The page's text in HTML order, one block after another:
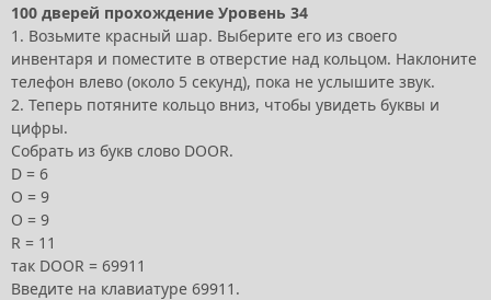
100 дверей прохождение Уровень 34
1. Возьмите красный шар. Выберите его из своего
инвентаря и поместите в отверстие над кольцом. Наклоните
телефон влево (около 5 секунд), пока не услышите звук.
2. Теперь потяните кольцо вниз, чтобы увидеть буквы и
цифры.
Собрать из букв слово DOOR.
D = 6
O = 9
O = 9
R = 11
так DOOR = 69911
Введите на клавиатуре 69911.